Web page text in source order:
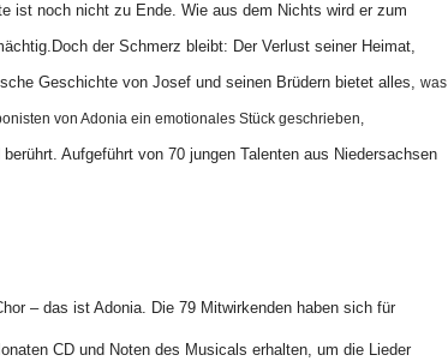
ist noch nicht zu Ende. Wie aus dem Nichts wird er zum
der Schmerz bleibt: Der Verlust seiner Heimat,
Geschichte von Josef und seinen Brüdern bietet alles, was
von Adonia ein emotionales Stück geschrieben,
Aufgeführt von 70 jungen Talenten aus Niedersachsen
– das ist Adonia. Die 79 Mitwirkenden haben sich für
CD und Noten des Musicals erhalten, um die Lieder